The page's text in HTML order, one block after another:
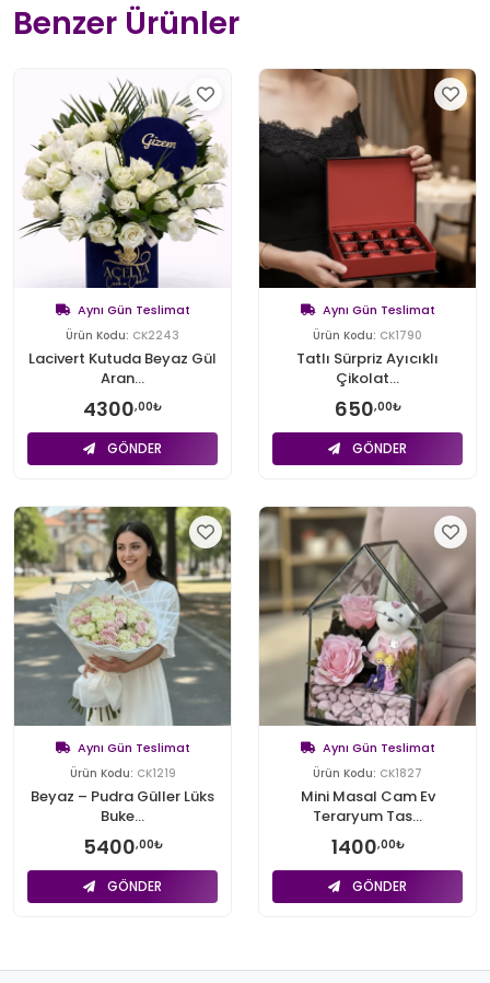
Benzer Ürünler
Aynı Gün Teslimat
Ürün Kodu: CK2243
Lacivert Kutuda Beyaz Gül
Aran...
4300,00₺
GÖNDER
Aynı Gün Teslimat
Ürün Kodu: CK1790
Tatlı Sürpriz Ayıcıklı
Çikolat...
650,00₺
GÖNDER
Aynı Gün Teslimat
Ürün Kodu: CK1219
Beyaz – Pudra Güller Lüks
Buke...
5400,00₺
GÖNDER
Aynı Gün Teslimat
Ürün Kodu: CK1827
Mini Masal Cam Ev
Teraryum Tas...
1400,00₺
GÖNDER